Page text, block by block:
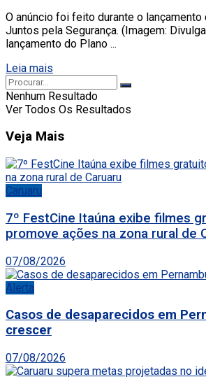
O anúncio foi feito durante o
Juntos pela Segurança. (Imagem:
lançamento do Plano ...
Leia mais
Nenhum Resultado
Ver Todos Os Resultados
Veja Mais
Caruaru
7º FestCine Itaúna exibe filmes
promove ações na zona rural de
07/08/2026
Alerta
Casos de desaparecidos em
crescer
07/08/2026